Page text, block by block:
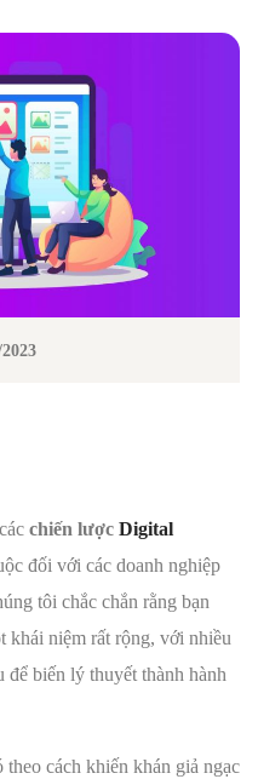
chiến lược Digital
đối với các doanh nghiệp
tôi chắc chắn rằng bạn
khái niệm rất rộng, với nhiều
để biến lý thuyết thành hành
cách khiến khán giả ngạc